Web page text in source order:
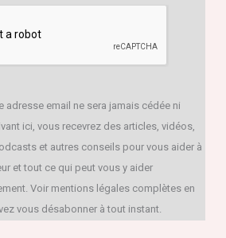
adresse email ne sera jamais cédée ni
ici, vous recevrez des articles, vidéos,
et autres conseils pour vous aider à
et tout ce qui peut vous y aider
Voir mentions légales complètes en
vous désabonner à tout instant.